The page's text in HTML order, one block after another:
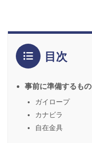
目次
事前に準備するもの
ガイロープ
カナビラ
自在金具